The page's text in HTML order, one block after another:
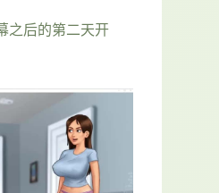
之后的第二天开